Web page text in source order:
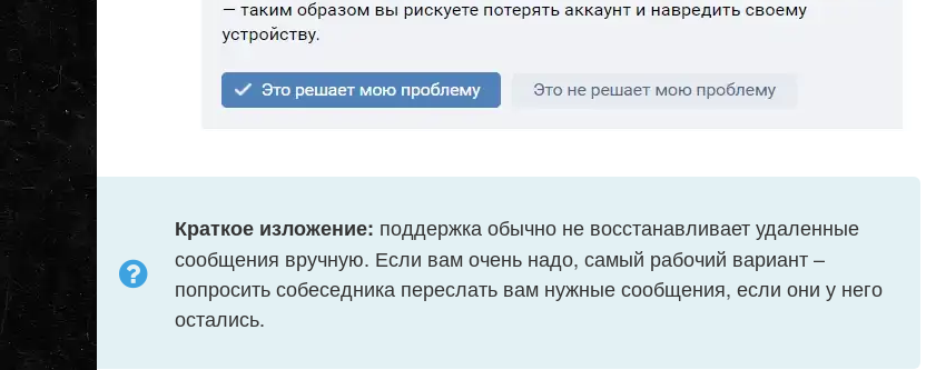
Краткое изложение: поддержка обычно не восстанавливает удаленные
сообщения вручную. Если вам очень надо, самый рабочий вариант –
попросить собеседника переслать вам нужные сообщения, если они у него
остались.